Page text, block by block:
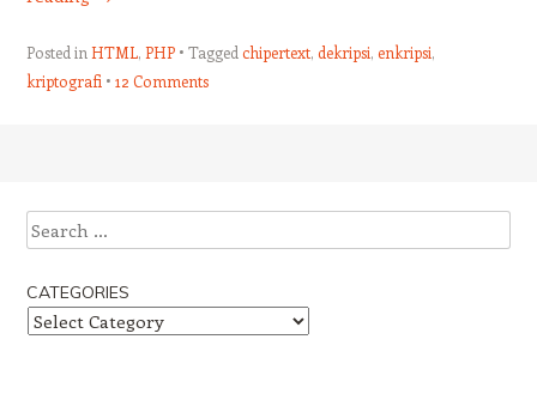
Posted in HTML, PHP Tagged chipertext, dekripsi, enkripsi,
kriptografi
12 Comments
Search
CATEGORIES
Categories